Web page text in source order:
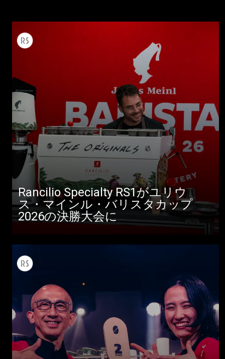
Rancilio Specialty RS1がユリウ
ス・マインル・バリスタカップ
2026の決勝大会に